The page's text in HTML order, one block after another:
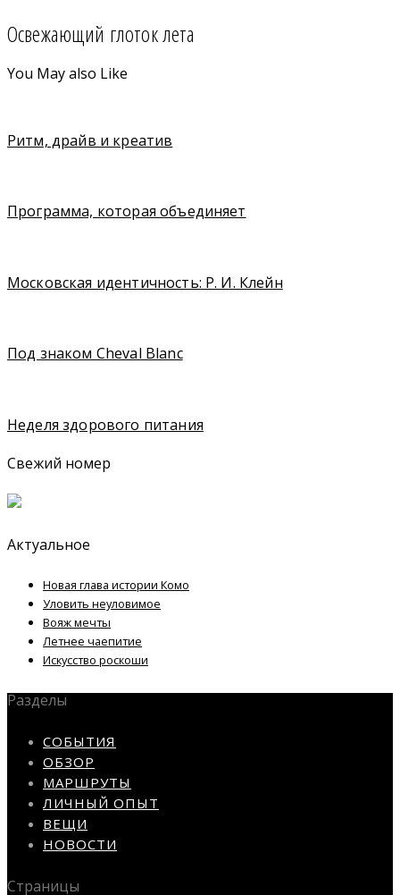
Освежающий глоток лета
You May also Like
Ритм, драйв и креатив
Программа, которая объединяет
Московская идентичность: Р. И. Клейн
Под знаком Cheval Blanc
Неделя здорового питания
Свежий номер
Актуальное
Новая глава истории Комо
Уловить неуловимое
Вояж мечты
Летнее чаепитие
Искусство роскоши
Разделы
СОБЫТИЯ
ОБЗОР
МАРШРУТЫ
ЛИЧНЫЙ ОПЫТ
ВЕЩИ
НОВОСТИ
Страницы